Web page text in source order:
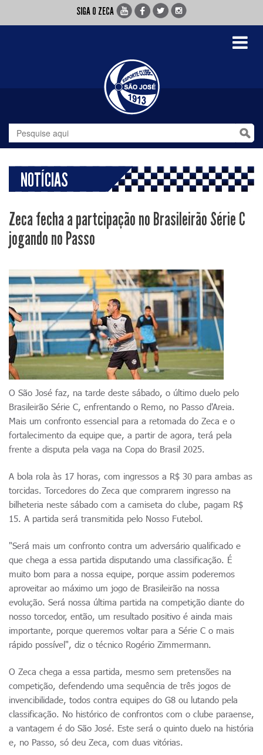
SIGA O ZECA
Toggle
NOTÍCIAS
Zeca fecha a partcipação no Brasileirão Série C
jogando no Passo
O São José faz, na tarde deste sábado, o último duelo pelo
Brasileirão Série C, enfrentando o Remo, no Passo d'Areia.
Mais um confronto essencial para a retomada do Zeca e o
fortalecimento da equipe que, a partir de agora, terá pela
frente a disputa pela vaga na Copa do Brasil 2025.
A bola rola às 17 horas, com ingressos a R$ 30 para ambas as
torcidas. Torcedores do Zeca que comprarem ingresso na
bilheteria neste sábado com a camiseta do clube, pagam R$
15. A partida será transmitida pelo Nosso Futebol.
"Será mais um confronto contra um adversário qualificado e
que chega a essa partida disputando uma classificação. É
muito bom para a nossa equipe, porque assim poderemos
aproveitar ao máximo um jogo de Brasileirão na nossa
evolução. Será nossa última partida na competição diante do
nosso torcedor, então, um resultado positivo é ainda mais
importante, porque queremos voltar para a Série C o mais
rápido possível", diz o técnico Rogério Zimmermann.
O Zeca chega a essa partida, mesmo sem pretensões na
competição, defendendo uma sequência de três jogos de
invencibilidade, todos contra equipes do G8 ou lutando pela
classificação. No histórico de confrontos com o clube paraense,
a vantagem é do São José. Este será o quinto duelo na história
e, no Passo, só deu Zeca, com duas vitórias.